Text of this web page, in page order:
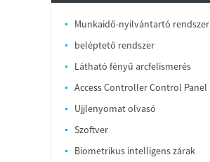
Munkaidő-nyilvántartó rendszer
beléptető rendszer
Látható fényű arcfelismerés
Access Controller Control Panel
Ujjlenyomat olvasó
Szoftver
Biometrikus intelligens zárak